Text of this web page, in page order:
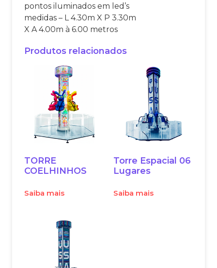
pontos iluminados em led’s
medidas – L 4.30m X P 3.30m
X A 4.00m à 6.00 metros
Produtos relacionados
TORRE
COELHINHOS
Saiba mais
Torre Espacial 06
Lugares
Saiba mais